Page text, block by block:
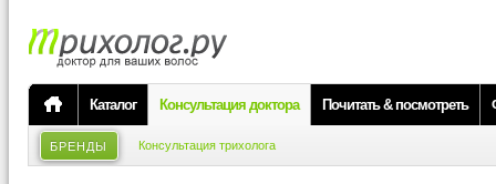
Каталог Консультация доктора Почитать & посмотреть
БРЕНДЫ Консультация трихолога